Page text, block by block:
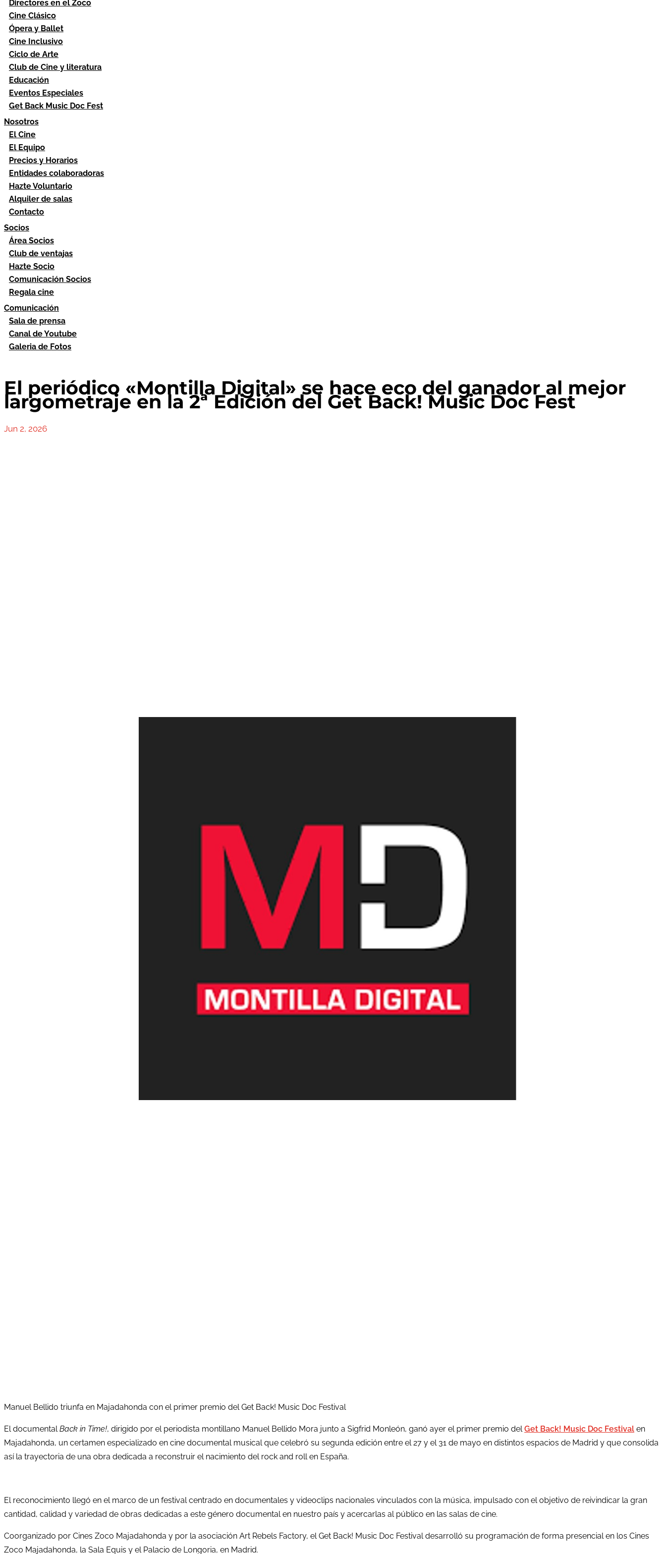
Directores en el Zoco
Cine Clásico
Ópera y Ballet
Cine Inclusivo
Ciclo de Arte
Club de Cine y literatura
Educación
Eventos Especiales
Get Back Music Doc Fest
Nosotros
El Cine
El Equipo
Precios y Horarios
Entidades colaboradoras
Hazte Voluntario
Alquiler de salas
Contacto
Socios
Área Socios
Club de ventajas
Hazte Socio
Comunicación Socios
Regala cine
Comunicación
Sala de prensa
Canal de Youtube
Galeria de Fotos
El periódico «Montilla Digital» se hace eco del ganador al mejor
largometraje en la 2ª Edición del Get Back! Music Doc Fest
Jun 2, 2026
Manuel Bellido triunfa en Majadahonda con el primer premio del Get Back! Music Doc Festival
El documentalBack in Time!, dirigido por el periodista montillano Manuel Bellido Mora junto a Sigfrid Monleón, ganó ayer el primer premio delGet Back! Music Doc Festival en
Majadahonda, un certamen especializado en cine documental musical que celebró su segunda edición entre el 27 y el 31 de mayo en distintos espacios de Madrid y que consolida
así la trayectoria de una obra dedicada a reconstruir el nacimiento del rock and roll en España.
El reconocimiento llegó en el marco de un festival centrado en documentales y videoclips nacionales vinculados con la música, impulsado con el objetivo de reivindicar la gran
cantidad, calidad y variedad de obras dedicadas a este género documental en nuestro país y acercarlas al público en las salas de cine.
Coorganizado por Cines Zoco Majadahonda y por la asociación Art Rebels Factory, el Get Back! Music Doc Festival desarrolló su programación de forma presencial en los Cines
Zoco Majadahonda, la Sala Equis y el Palacio de Longoria, en Madrid.